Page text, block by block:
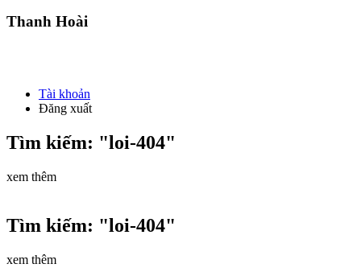
Thanh Hoài
Tài khoản
Đăng xuất
Tìm kiếm: "loi-404"
xem thêm
Tìm kiếm: "loi-404"
xem thêm